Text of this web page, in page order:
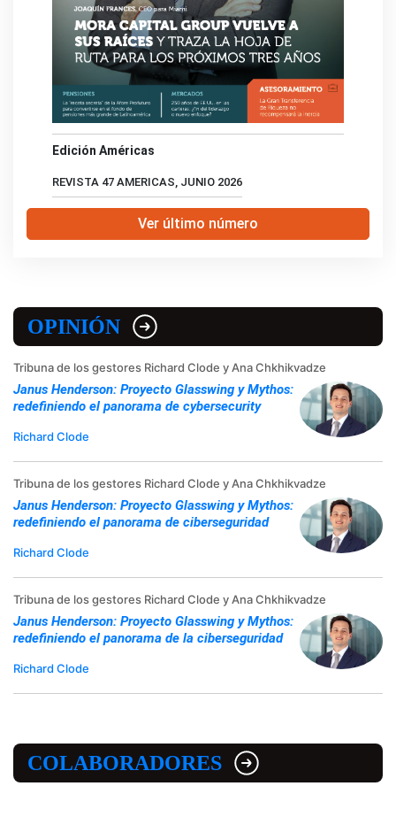
Edición Américas
REVISTA 47 AMERICAS, JUNIO 2026
Ver último número
OPINIÓN
Tribuna de los gestores Richard Clode y Ana Chkhikvadze
Janus Henderson: Proyecto Glasswing y Mythos:
redefiniendo el panorama de cybersecurity
Richard Clode
Tribuna de los gestores Richard Clode y Ana Chkhikvadze
Janus Henderson: Proyecto Glasswing y Mythos:
redefiniendo el panorama de ciberseguridad
Richard Clode
Tribuna de los gestores Richard Clode y Ana Chkhikvadze
Janus Henderson: Proyecto Glasswing y Mythos:
redefiniendo el panorama de la ciberseguridad
Richard Clode
COLABORADORES